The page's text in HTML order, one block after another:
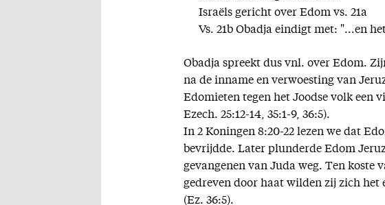
Israëls gericht over Edom vs. 21a
Vs. 21b Obadja eindigt met: "...en
Obadja spreekt dus vnl. over Edom.
na de inname en verwoesting van
Edomieten tegen het Joodse volk een
Ezech. 25:12-14, 35:1-9, 36:5).
In 2 Koningen 8:20-22 lezen we dat
bevrijdde. Later plunderde Edom
gevangenen van Juda weg. Ten koste
gedreven door haat wilden zij zich het
(Ez. 36:5).